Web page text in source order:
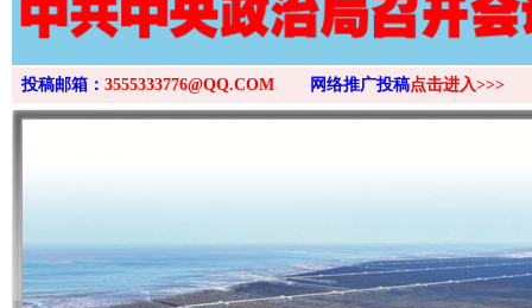
投稿邮箱： 3555333776@QQ.COM 网络推广投稿点击进入>>>